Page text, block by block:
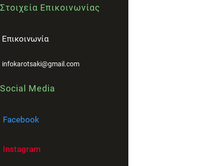
Στοιχεία Επικοινωνίας
Επικοινωνία
infokarotsaki@gmail.com
Social Media
Facebook
Instagram